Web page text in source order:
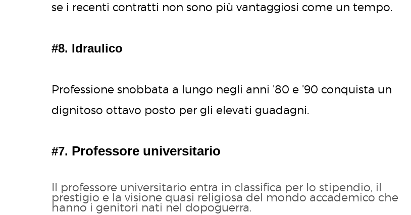
se i recenti contratti non sono più vantaggiosi come un tempo.
#8. Idraulico
Professione snobbata a lungo negli anni ’80 e ’90 conquista un
dignitoso ottavo posto per gli elevati guadagni.
#7. Professore universitario
Il professore universitario entra in classifica per lo stipendio, il
prestigio e la visione quasi religiosa del mondo accademico che
hanno i genitori nati nel dopoguerra.